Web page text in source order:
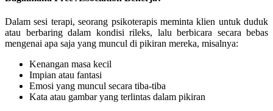
Dalam sesi terapi, seorang psikoterapis meminta klien untuk duduk
atau berbaring dalam kondisi rileks, lalu berbicara secara bebas
mengenai apa saja yang muncul di pikiran mereka, misalnya:
Kenangan masa kecil
Impian atau fantasi
Emosi yang muncul secara tiba-tiba
Kata atau gambar yang terlintas dalam pikiran